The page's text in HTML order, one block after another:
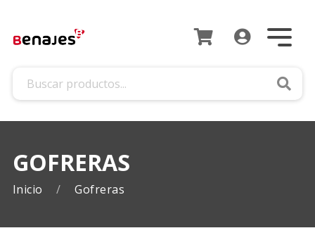
GOFRERAS
Inicio Gofreras